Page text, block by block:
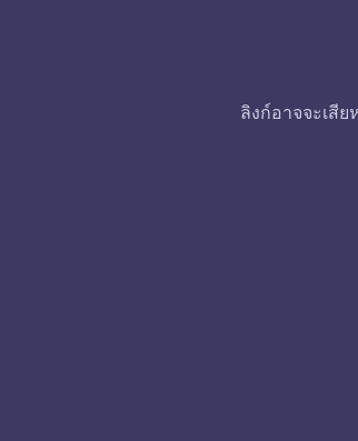
ลิงก์อาจจะเสี